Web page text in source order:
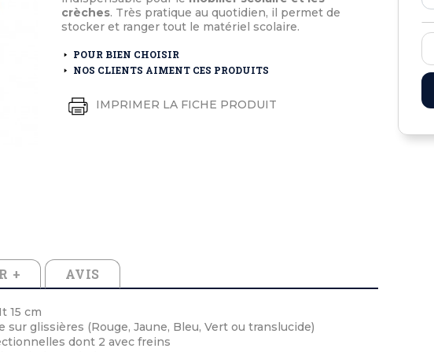
extérieurs
extérieurs
et médaille d'honneur
fanion
crèches. Très pratique au quotidien, il permet de
stocker et ranger tout le matériel scolaire.
POUR BIEN CHOISIR
NOS CLIENTS AIMENT CES PRODUITS
IMPRIMER LA FICHE PRODUIT
+ AVIS
15 cm
sur glissières (Rouge, Jaune, Bleu, Vert ou translucide)
dont 2 avec freins